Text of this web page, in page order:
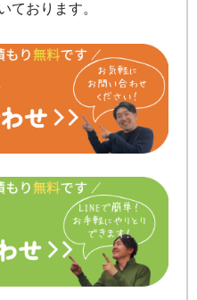
ております。